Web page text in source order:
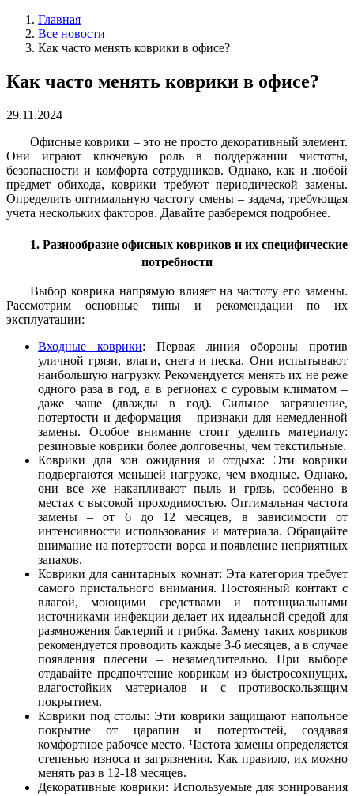
Главная
Все новости
Как часто менять коврики в офисе?
Как часто менять коврики в офисе?
29.11.2024
Офисные коврики – это не просто декоративный элемент.
Они играют ключевую роль в поддержании чистоты,
безопасности и комфорта сотрудников. Однако, как и любой
предмет обихода, коврики требуют периодической замены.
Определить оптимальную частоту смены – задача, требующая
учета нескольких факторов. Давайте разберемся подробнее.
1. Разнообразие офисных ковриков и их специфические
потребности
Выбор коврика напрямую влияет на частоту его замены.
Рассмотрим основные типы и рекомендации по их
эксплуатации:
Входные коврики: Первая линия обороны против
уличной грязи, влаги, снега и песка. Они испытывают
наибольшую нагрузку. Рекомендуется менять их не реже
одного раза в год, а в регионах с суровым климатом –
даже чаще (дважды в год). Сильное загрязнение,
потертости и деформация – признаки для немедленной
замены. Особое внимание стоит уделить материалу:
резиновые коврики более долговечны, чем текстильные.
Коврики для зон ожидания и отдыха: Эти коврики
подвергаются меньшей нагрузке, чем входные. Однако,
они все же накапливают пыль и грязь, особенно в
местах с высокой проходимостью. Оптимальная частота
замены – от 6 до 12 месяцев, в зависимости от
интенсивности использования и материала. Обращайте
внимание на потертости ворса и появление неприятных
запахов.
Коврики для санитарных комнат: Эта категория требует
самого пристального внимания. Постоянный контакт с
влагой, моющими средствами и потенциальными
источниками инфекции делает их идеальной средой для
размножения бактерий и грибка. Замену таких ковриков
рекомендуется проводить каждые 3-6 месяцев, а в случае
появления плесени – незамедлительно. При выборе
отдавайте предпочтение коврикам из быстросохнущих,
влагостойких материалов и с противоскользящим
покрытием.
Коврики под столы: Эти коврики защищают напольное
покрытие от царапин и потертостей, создавая
комфортное рабочее место. Частота замены определяется
степенью износа и загрязнения. Как правило, их можно
менять раз в 12-18 месяцев.
Декоративные коврики: Используемые для зонирования